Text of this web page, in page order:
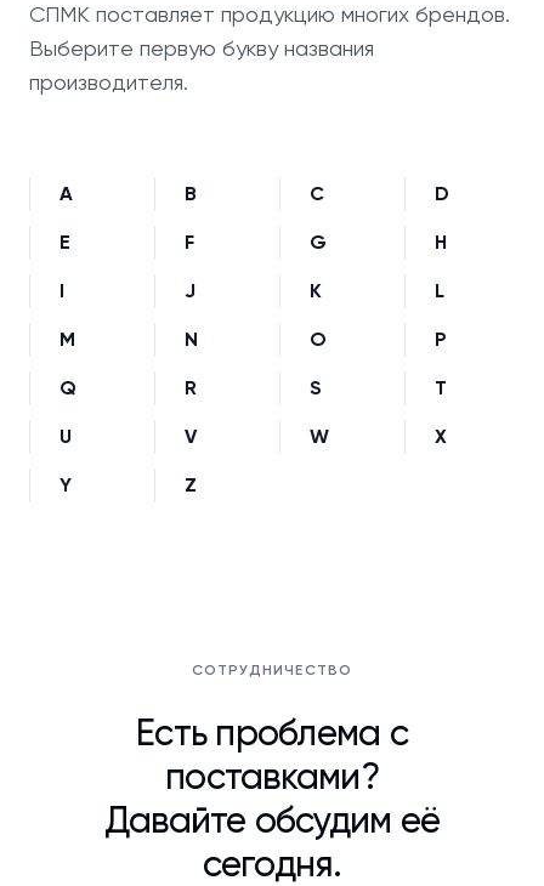
СПМК поставляет продукцию многих брендов.
Выберите первую букву названия
производителя.
A B C D
E F G H
I J K L
M N O P
Q R S T
U V W X
Y Z
СОТРУДНИЧЕСТВО
Есть проблема с
поставками?
Давайте обсудим её
сегодня.